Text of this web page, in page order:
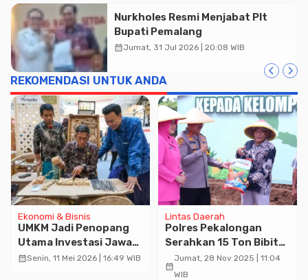
Nurkholes Resmi Menjabat Plt
Bupati Pemalang
calendar_monthJumat, 31 Jul 2026 | 20:08 WIB
REKOMENDASI UNTUK ANDA
Ekonomi & Bisnis
UMKM Jadi Penopang
Utama Investasi Jawa
Tengah Tahun 2025
calendar_monthSenin, 11 Mei 2026 | 16:49 WIB
Lintas Daerah
Polres Pekalongan
Serahkan 15 Ton Bibit
Jagung ke Petani
calendar_month
Jumat, 28 Nov 2025 | 11:04
WIB